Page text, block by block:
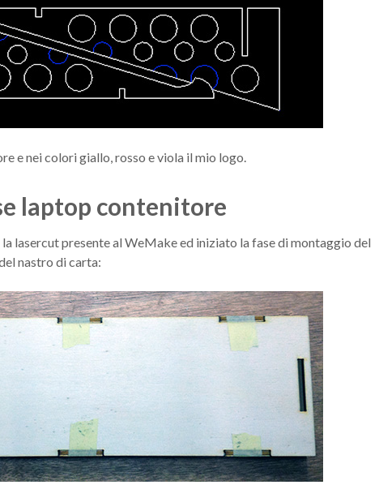
e nei colori giallo, rosso e viola il mio logo.
laptop contenitore
lasercut presente al WeMake ed iniziato la fase di montaggio del
nastro di carta: